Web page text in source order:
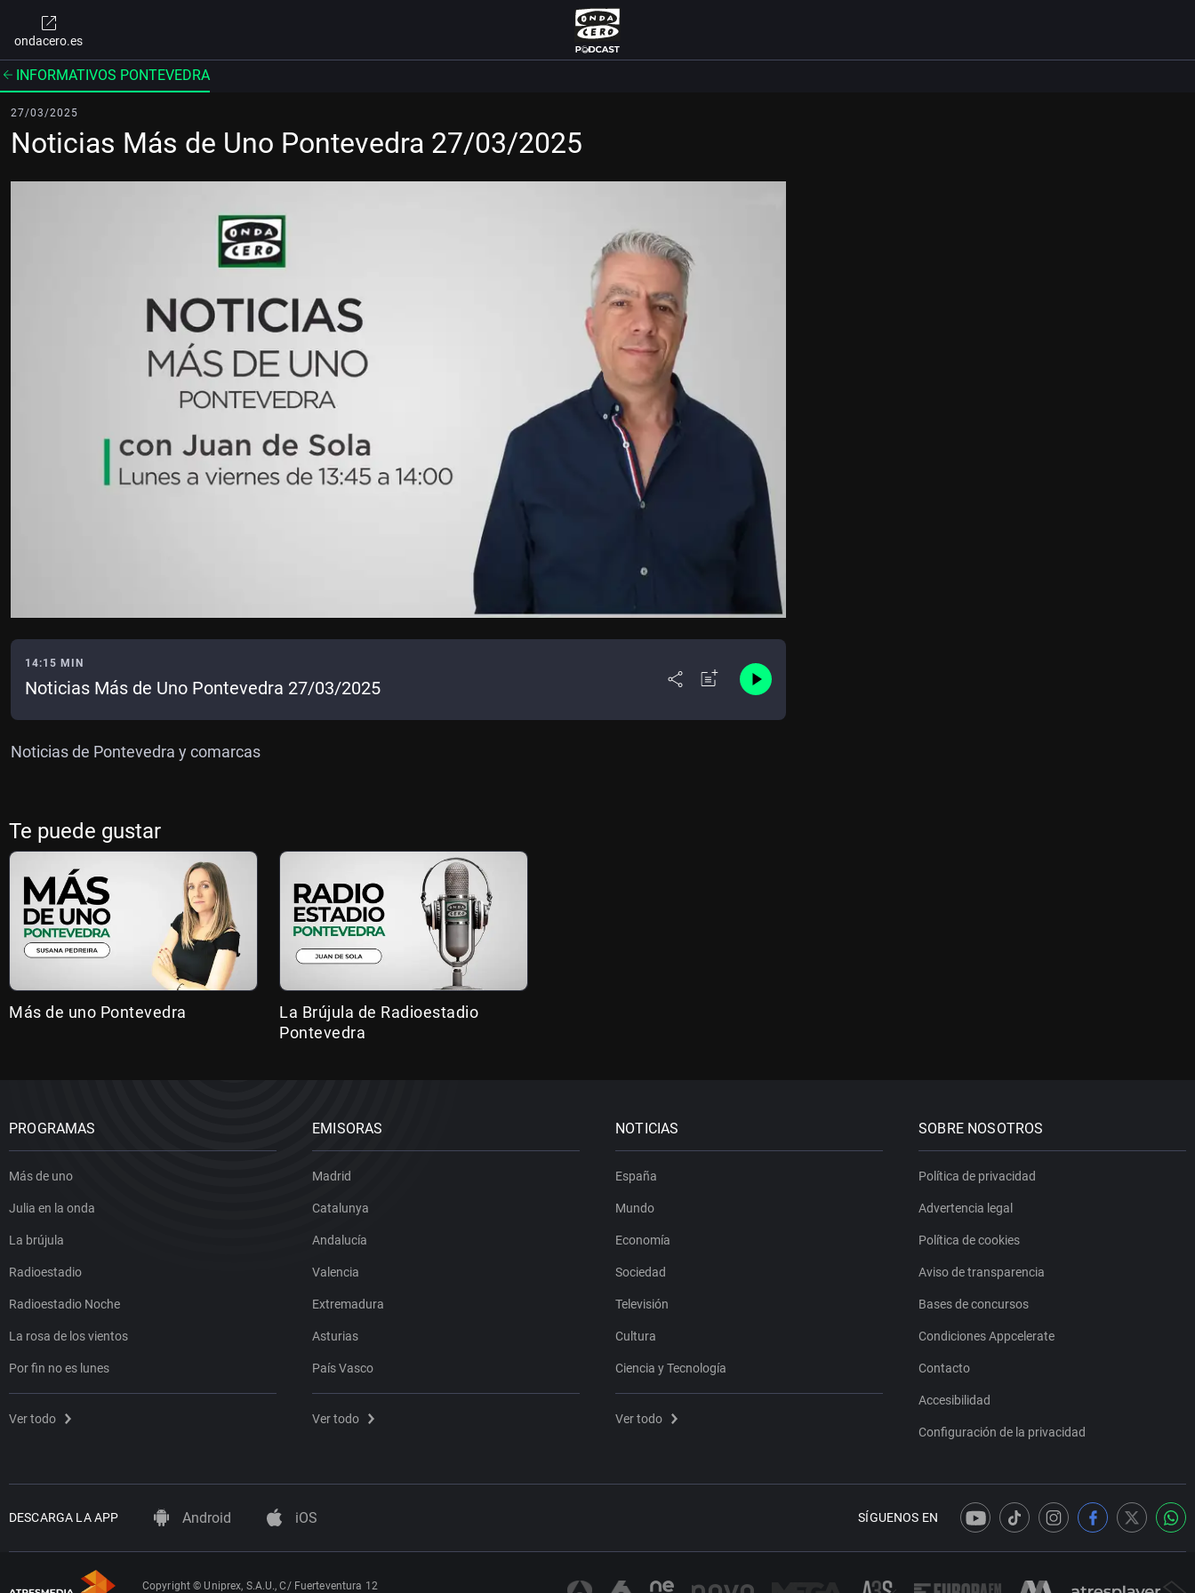
ondacero.es
INFORMATIVOS PONTEVEDRA
27/03/2025
Noticias Más de Uno Pontevedra 27/03/2025
14:15 MIN
Noticias Más de Uno Pontevedra 27/03/2025
Noticias de Pontevedra y comarcas
Te puede gustar
Más de uno Pontevedra
La Brújula de Radioestadio
Pontevedra
PROGRAMAS
Más de uno
Julia en la onda
La brújula
Radioestadio
Radioestadio Noche
La rosa de los vientos
Por fin no es lunes
Ver todo
EMISORAS
Madrid
Catalunya
Andalucía
Valencia
Extremadura
Asturias
País Vasco
Ver todo
NOTICIAS
España
Mundo
Economía
Sociedad
Televisión
Cultura
Ciencia y Tecnología
Ver todo
SOBRE NOSOTROS
Política de privacidad
Advertencia legal
Política de cookies
Aviso de transparencia
Bases de concursos
Condiciones Appcelerate
Contacto
Accesibilidad
Configuración de la privacidad
DESCARGA LA APP Android iOS SÍGUENOS EN
Copyright © Uniprex, S.A.U., C/ Fuerteventura 12